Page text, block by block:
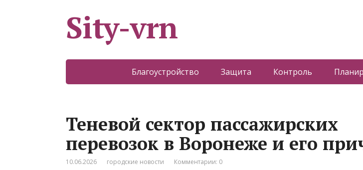
Sity-vrn
Благоустройство Защита Контроль
Теневой сектор пассажирских
перевозок в Воронеже и его
10.06.2026 городские новости Комментарии: 0